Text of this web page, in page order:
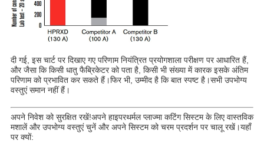
दी गई, इस चार्ट पर दिखाए गए परिणाम नियंत्रित प्रयोगशाला परीक्षण पर आधारित हैं,
और जैसा कि किसी धातु फैब्रिकेटर को पता है, किसी भी संख्या में कारक इसके अंतिम
परिणाम को प्रभावित कर सकते हैं।फिर भी, उम्मीद है कि बात स्पष्ट है।सभी उपभोग्य
वस्तुएं समान नहीं हैं।
अपने निवेश को सुरक्षित रखें!अपने हाइपरथर्मल प्लाज्मा कटिंग सिस्टम के लिए वास्तविक
मशालें और उपभोग्य वस्तुएं चुनें और अपने सिस्टम को चरम प्रदर्शन पर चालू रखें।यहाँ
पर क्यों: